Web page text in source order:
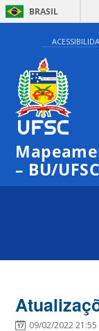
BRASIL
– BU/UFSC
09/02/2022 21:55